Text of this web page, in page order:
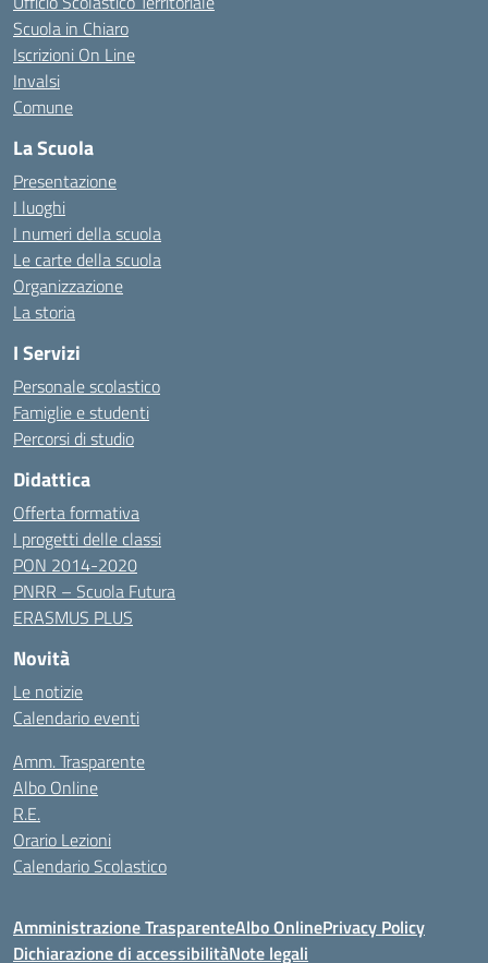
Scuola in Chiaro
Iscrizioni On Line
Invalsi
Comune
La Scuola
Presentazione
I luoghi
I numeri della scuola
Le carte della scuola
Organizzazione
La storia
I Servizi
Personale scolastico
Famiglie e studenti
Percorsi di studio
Didattica
Offerta formativa
I progetti delle classi
PON 2014-2020
PNRR – Scuola Futura
ERASMUS PLUS
Novità
Le notizie
Calendario eventi
Amm. Trasparente
Albo Online
R.E.
Orario Lezioni
Calendario Scolastico
Amministrazione TrasparenteAlbo OnlinePrivacy Policy
Dichiarazione di accessibilitàNote legali